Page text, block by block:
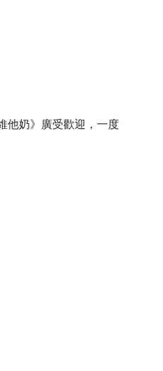
他奶》廣受歡迎，一度